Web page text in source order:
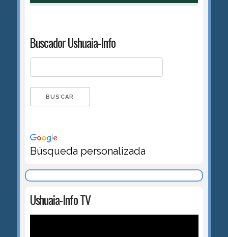
Buscador Ushuaia-Info
Búsqueda personalizada
Ushuaia-Info TV